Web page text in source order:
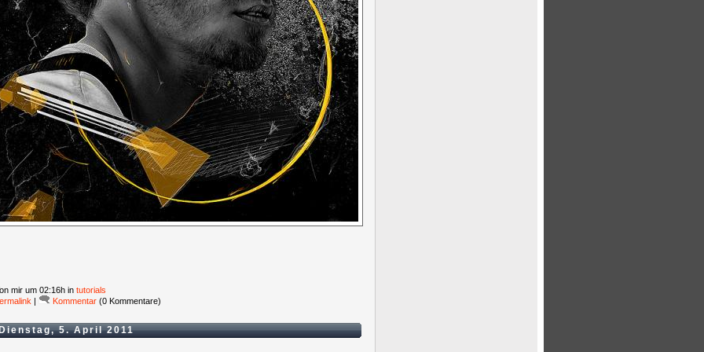
mir um 02:16h in tutorials
| Kommentar (0 Kommentare)
5. April 2011